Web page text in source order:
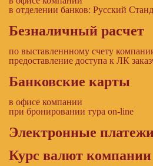
в отделении банков: Русский
Безналичный расчет
по выставленнному счету
предоставление доступа к ЛК
Банковские карты
в офисе компании
при бронировании тура on-line
Электронные
Курс валют компании